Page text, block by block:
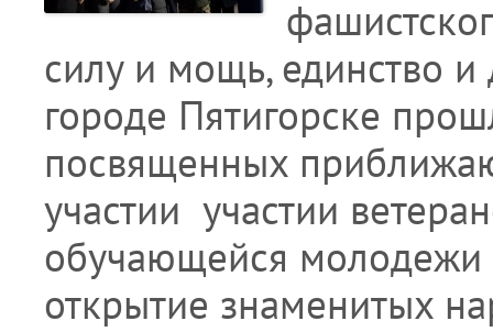
силу и мощь, единство
городе Пятигорске
посвященных
участии участии
обучающейся молодежи
открытие знаменитых